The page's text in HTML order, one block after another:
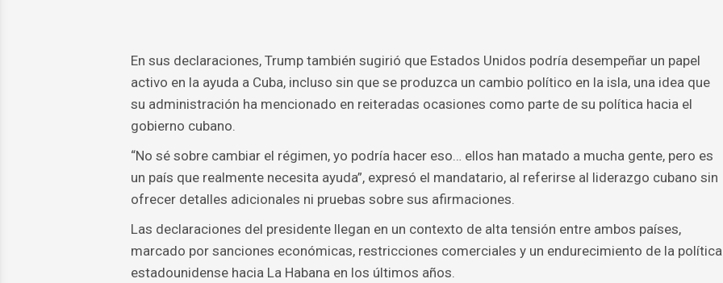
En sus declaraciones, Trump también sugirió que Estados Unidos podría desempeñar un papel
activo en la ayuda a Cuba, incluso sin que se produzca un cambio político en la isla, una idea que
su administración ha mencionado en reiteradas ocasiones como parte de su política hacia el
gobierno cubano.
“No sé sobre cambiar el régimen, yo podría hacer eso… ellos han matado a mucha gente, pero es
un país que realmente necesita ayuda”, expresó el mandatario, al referirse al liderazgo cubano sin
ofrecer detalles adicionales ni pruebas sobre sus afirmaciones.
Las declaraciones del presidente llegan en un contexto de alta tensión entre ambos países,
marcado por sanciones económicas, restricciones comerciales y un endurecimiento de la política
estadounidense hacia La Habana en los últimos años.